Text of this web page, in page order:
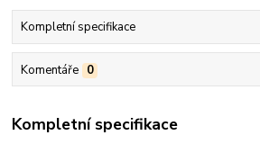
Kompletní specifikace
Komentáře 0
Kompletní specifikace